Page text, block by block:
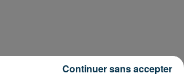
Continuer sans accepter